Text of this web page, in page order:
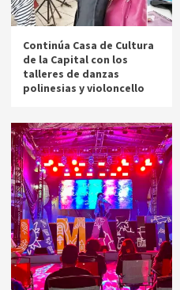
Continúa Casa de Cultura
de la Capital con los
talleres de danzas
polinesias y violoncello